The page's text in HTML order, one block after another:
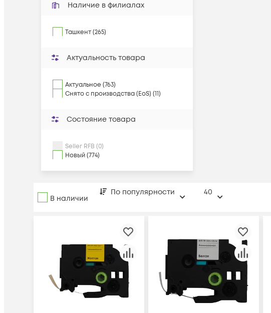
Наличие в филиалах
Ташкент (265)
Актуальность товара
Актуальное (763)
Снято с производства (EoS) (11)
Состояние товара
Seller RFB (0)
Новый (774)
В наличии
По популярности 40